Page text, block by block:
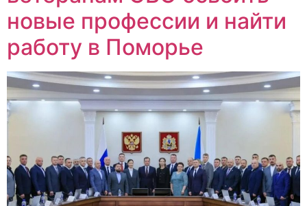
новые профессии и найти
работу в Поморье